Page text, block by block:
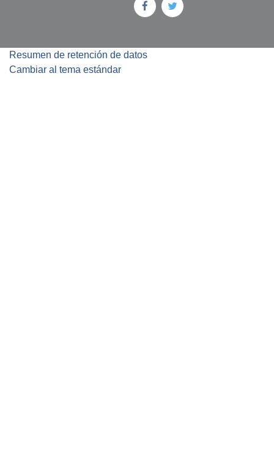
Resumen de retención de datos
Cambiar al tema estándar